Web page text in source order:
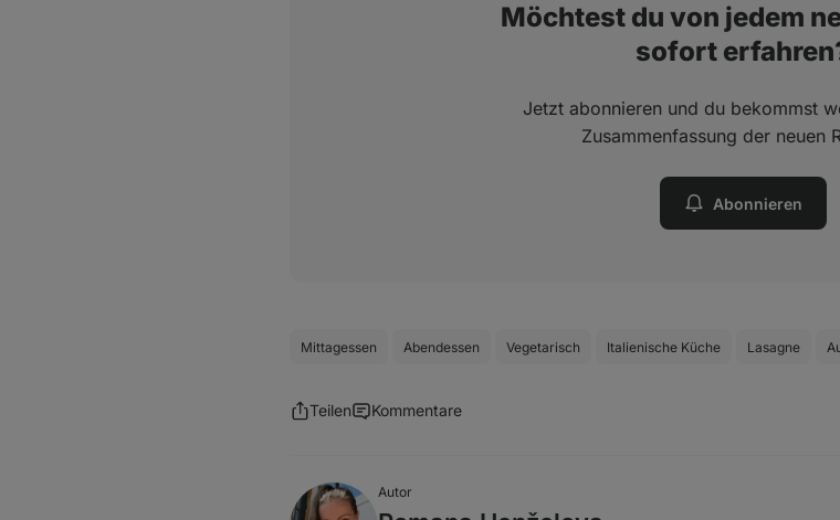
Möchtest du von jedem
sofort
Jetzt abonnieren und du bekommst
Zusammenfassung der neuen
Abonnieren
Mittagessen Abendessen Vegetarisch Italienische Küche Lasagne
Teilen Kommentare
Autor